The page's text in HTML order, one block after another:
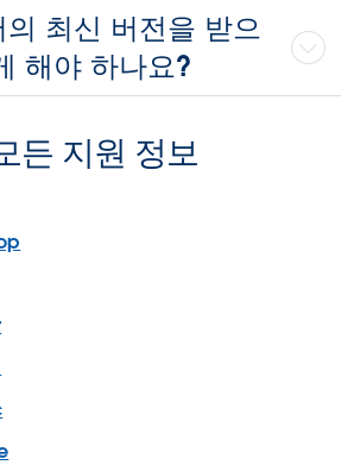
최신 버전을 받으
해야 하나요?
든 지원 정보